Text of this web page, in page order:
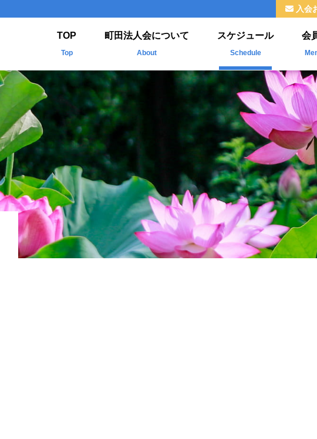
TOP
Top
町田法人会について
About
法人会とは
ご挨拶
組織
福利厚生
情報公開
よくわかる法人会
スケジュール
Schedule
会
新
掲
入会